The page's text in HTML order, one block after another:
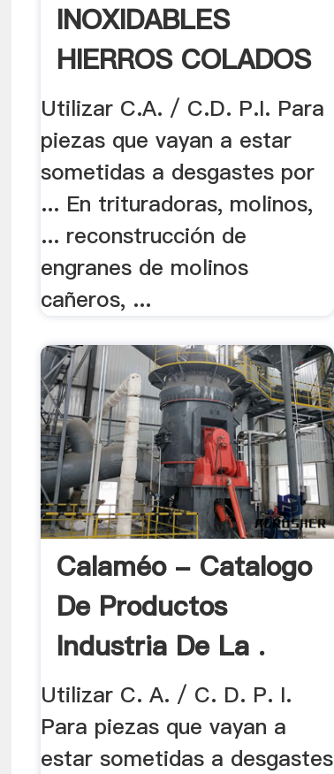
INOXIDABLES
HIERROS COLADOS
- .
Utilizar C.A. / C.D. P.I. Para
piezas que vayan a estar
sometidas a desgastes por
... En trituradoras, molinos,
... reconstrucción de
engranes de molinos
cañeros, ...
Calaméo - Catalogo
De Productos
Industria De La .
Utilizar C. A. / C. D. P. I.
Para piezas que vayan a
estar sometidas a desgastes